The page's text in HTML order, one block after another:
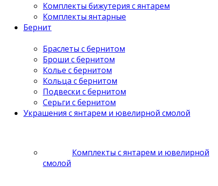
Комплекты бижутерия с янтарем
Комплекты янтарные
Бернит
Браслеты с бернитом
Броши с бернитом
Колье с бернитом
Кольца с бернитом
Подвески с бернитом
Серьги с бернитом
Украшения с янтарем и ювелирной смолой
Комплекты с янтарем и ювелирной
смолой